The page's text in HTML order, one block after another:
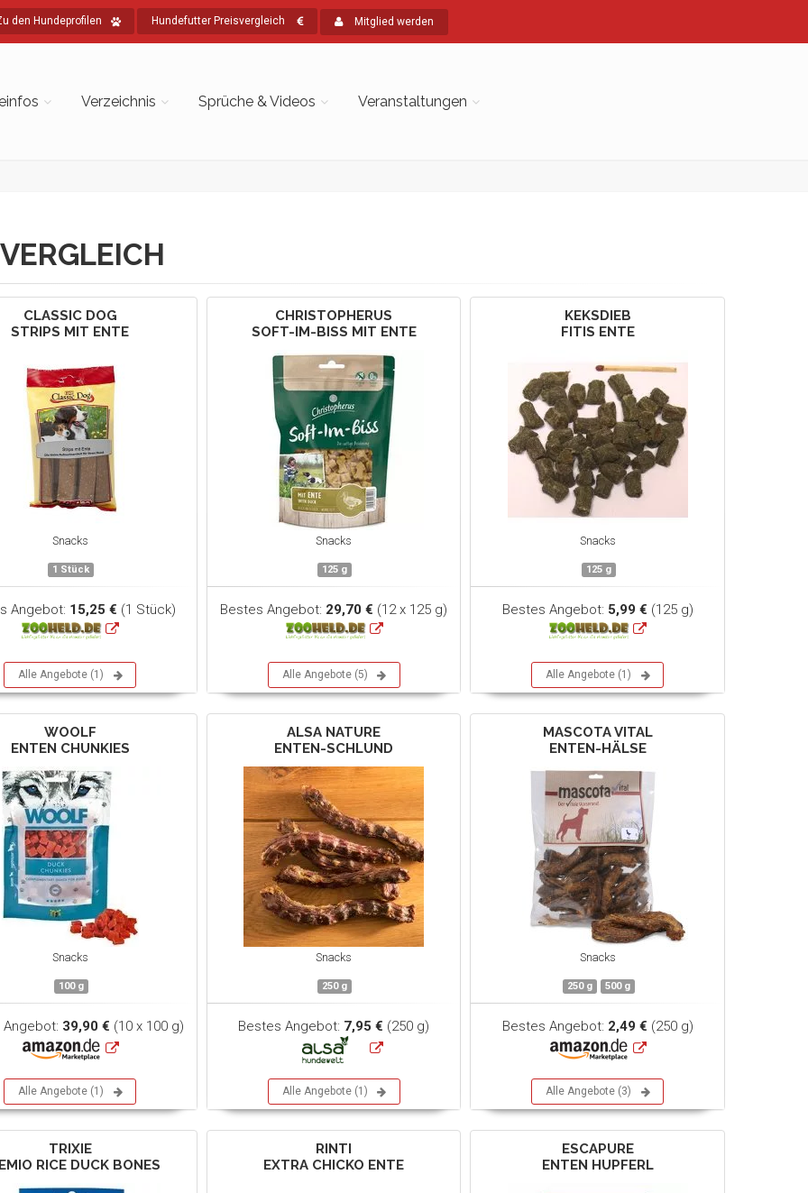
den Hundeprofilen Hundefutter Preisvergleich Mitglied werden
Verzeichnis Sprüche & Videos Veranstaltungen
CLASSIC DOG
STRIPS MIT ENTE
Snacks
1 Stück
Angebot: 15,25 € (1 Stück)
Alle Angebote (1)
CHRISTOPHERUS
SOFT-IM-BISS MIT ENTE
Snacks
125 g
Bestes Angebot: 29,70 € (12 x 125 g)
Alle Angebote (5)
KEKSDIEB
FITIS ENTE
Snacks
125 g
Bestes Angebot: 5,99 € (125 g)
Alle Angebote (1)
WOOLF
ENTEN CHUNKIES
Snacks
100 g
39,90 € (10 x 100 g)
Alle Angebote (1)
ALSA NATURE
ENTEN-SCHLUND
Snacks
250 g
Bestes Angebot: 7,95 € (250 g)
Alle Angebote (1)
MASCOTA VITAL
ENTEN-HÄLSE
Snacks
250 g 500 g
Bestes Angebot: 2,49 € (250 g)
Alle Angebote (3)
TRIXIE
RICE DUCK BONES
RINTI
EXTRA CHICKO ENTE
ESCAPURE
ENTEN HUPFERL